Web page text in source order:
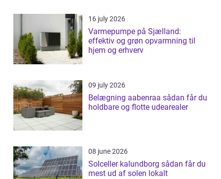
16 july 2026
Varmepumpe på Sjælland:
effektiv og grøn opvarmning til
hjem og erhverv
09 july 2026
Belægning aabenraa sådan får du
holdbare og flotte udearealer
08 june 2026
Solceller kalundborg sådan får du
mest ud af solen lokalt